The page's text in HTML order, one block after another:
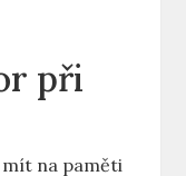
při
na paměti